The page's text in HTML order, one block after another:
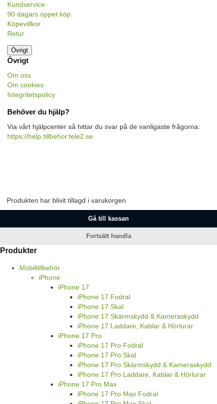
Kundservice
90 dagars öppet köp
Köpevillkor
Retur
Övrigt
Övrigt
Om oss
Om cookies
Integritetspolicy
Behöver du hjälp?
Via vårt hjälpcenter så hittar du svar på de vanligaste frågorna:
https://help.tillbehor.tele2.se
Produkten har blivit tillagd i varukorgen
Gå till kassan
Fortsätt handla
Produkter
Mobiltillbehör
iPhone
iPhone 17
iPhone 17 Fodral
iPhone 17 Skal
iPhone 17 Skärmskydd & Kameraskydd
iPhone 17 Laddare, Kablar & Hörlurar
iPhone 17 Pro
iPhone 17 Pro Fodral
iPhone 17 Pro Skal
iPhone 17 Pro Skärmskydd & Kameraskydd
iPhone 17 Pro Laddare, Kablar & Hörlurar
iPhone 17 Pro Max
iPhone 17 Pro Max Fodral